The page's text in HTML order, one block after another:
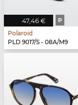
47,46 € P
Polaroid
PLD 9017/S - 08A/M9